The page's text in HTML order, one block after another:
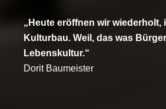
„Heute eröffnen wir wiederholt,
Kulturbau. Weil, das was
Lebenskultur.“
Dorit Baumeister